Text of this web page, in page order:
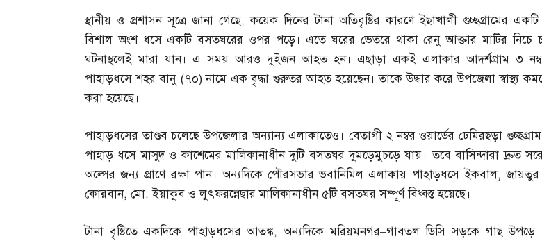
স্থানীয় ও প্রশাসন সূত্রে জানা গেছে,কয়েক দিনের টানা অতিবৃষ্টির কারণে ইছাখালী গুচ্ছগ্রামের
বিশাল অংশ ধসে একটি বসতঘরের ওপর পড়ে। এতে ঘরের ভেতরে থাকা রেনু আক্তার মাটির নিচে
ঘটনাস্থলেই মারা যান। এ সময় আরও দুইজন আহত হন। এছাড়া একই এলাকার আদর্শগ্রাম ৩
পাহাড়ধসে শহর বানু (৭০)নামে এক বৃদ্ধা গুরুতর আহত হয়েছেন। তাকে উদ্ধার করে উপজেলা স্বাস্থ্য
করা হয়েছে।
পাহাড়ধসের তাণ্ডব চলেছে উপজেলার অন্যান্য এলাকাতেও। বেতাগী ২ নম্বর ওয়ার্ডের ঢেমিরছড়া
পাহাড় ধসে মাসুদ ও কাশেমের মালিকানাধীন দুটি বসতঘর দুমড়েমুচড়ে যায়। তবে বাসিন্দারা দ্রুত
অল্পের জন্য প্রাণে রক্ষা পান। অন্যদিকে পৌরসভার ভবানিমিল এলাকায় পাহাড়ধসে ইকবাল,
কোরবান, মো.ইয়াকুব ও লুৎফরন্নেছার মালিকানাধীন ৫টি বসতঘর সম্পূর্ণ বিধ্বস্ত হয়েছে।
টানা বৃষ্টিতে একদিকে পাহাড়ধসের আতঙ্ক,অন্যদিকে মরিয়মনগর–গাবতল ডিসি সড়কে গাছ উপড়ে